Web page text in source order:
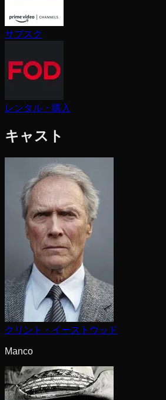
サブスク
レンタル・購入
キャスト
クリント・イーストウッド
Manco